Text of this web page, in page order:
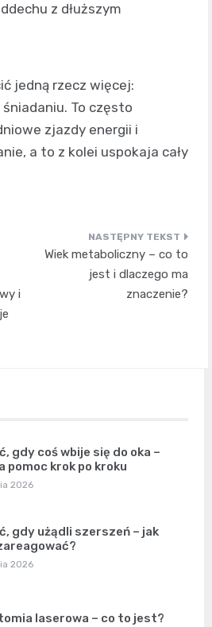
z dłuższym
jedną rzecz więcej:
To często
zjazdy energii i
a to z kolei uspokaja cały
i
Wiek metaboliczny – co to
jest i dlaczego ma
znaczenie?
gdy coś wbije się do oka –
pomoc krok po kroku
2026
gdy użądli szerszeń – jak
2026
laserowa – co to jest?